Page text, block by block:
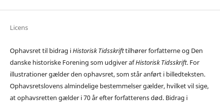
Licens
Ophavsret til bidrag iHistorisk Tidsskrifttilhører forfatterne og Den
danske historiske Forening som udgiver afHistorisk Tidsskrift. For
illustrationer gælder den ophavsret, som står anført i billedteksten.
Ophavsretslovens almindelige bestemmelser gælder, hvilket vil sige,
at ophavsretten gælder i 70 år efter forfatterens død. Bidrag i